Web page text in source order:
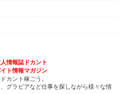
情報誌ドカント
ト情報マガジン
カント稼ごう。
グラビアなど仕事を探しながら様々な情